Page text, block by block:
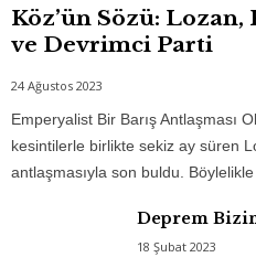
Köz’ün Sözü:
ve Devrimci Parti
24 Ağustos 2023
Emperyalist Bir Barış Antlaşması
kesintilerle birlikte sekiz ay süren
antlaşmasıyla son buldu.
Deprem
18 Şubat 2023